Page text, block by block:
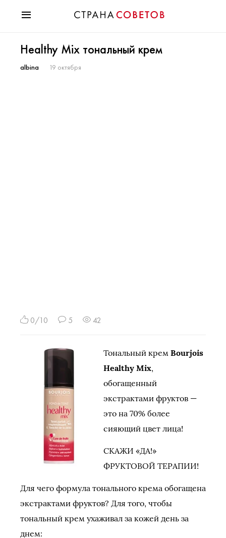
Мода
Звезды
Healthy Mix тональный крем
albina 19 октября
0/10 5 42
Тональный крем Bourjois
Healthy Mix,
обогащенный
экстрактами фруктов —
это на 70% более
сияющий цвет лица!
СКАЖИ «ДА!»
ФРУКТОВОЙ ТЕРАПИИ!
Для чего формула тонального крема обогащена
экстрактами фруктов? Для того, чтобы
тональный крем ухаживал за кожей день за
днем: